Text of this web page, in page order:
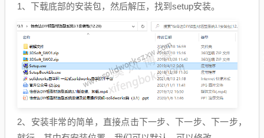
1、下载底部的安装包，然后解压，找到setup安装。
2、安装非常的简单，直接点击下一步、下一步、下一步，